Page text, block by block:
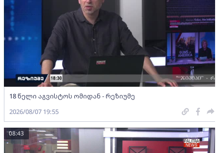
18 წელი აგვისტოს ომიდან - რეზიუმე
2026/08/07 19:55
08:43